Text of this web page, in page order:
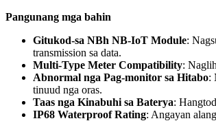
Pangunang mga bahin
Gitukod-sa NBh NB-IoT Module:
transmission sa data.
Multi-Type Meter Compatibility:
Abnormal nga Pag-monitor sa Hitabo:
tinuud nga oras.
Taas nga Kinabuhi sa Baterya:
IP68 Waterproof Rating: Angayan